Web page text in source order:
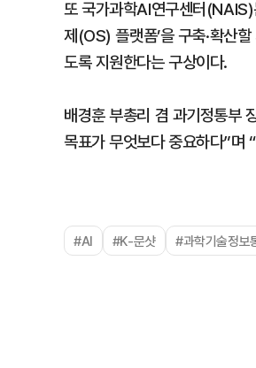
또 국가과학AI연구센터
제(OS) 플랫폼’을 구축·확산
도록 지원한다는 구상이다.
배경훈 부총리 겸 과기정통부
목표가 무엇보다 중요하다”며
#AI #K-문샷 #과학기술정보